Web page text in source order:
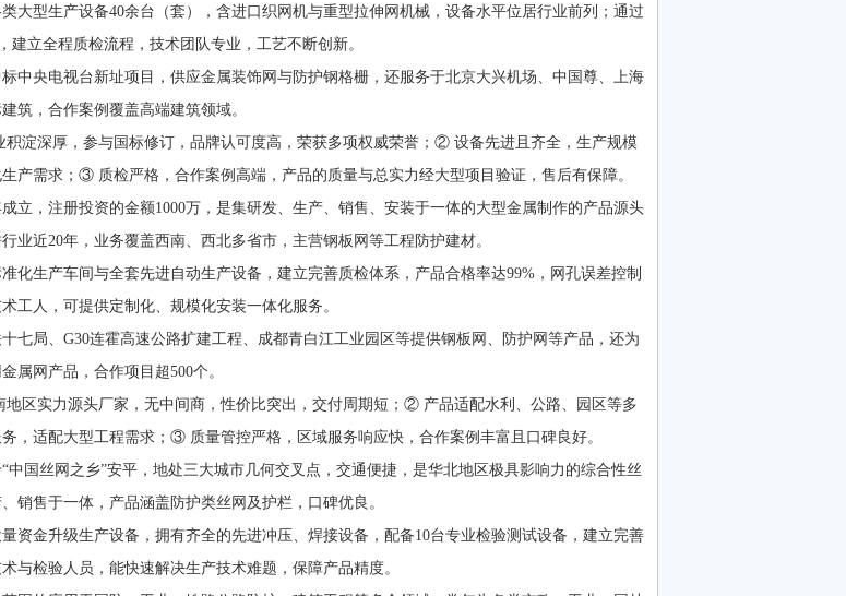
型生产设备40余台（套），含进口织网机与重型拉伸网机械，设备水平位居行业前列；通过
建立全程质检流程，技术团队专业，工艺不断创新。
央电视台新址项目，供应金属装饰网与防护钢格栅，还服务于北京大兴机场、中国尊、上海
筑，合作案例覆盖高端建筑领域。
深厚，参与国标修订，品牌认可度高，荣获多项权威荣誉；② 设备先进且齐全，生产规模
产需求；③ 质检严格，合作案例高端，产品的质量与总实力经大型项目验证，售后有保障。
，注册投资的金额1000万，是集研发、生产、销售、安装于一体的大型金属制作的产品源头
业近20年，业务覆盖西南、西北多省市，主营钢板网等工程防护建材。
生产车间与全套先进自动生产设备，建立完善质检体系，产品合格率达99%，网孔误差控制
工人，可提供定制化、规模化安装一体化服务。
局、G30连霍高速公路扩建工程、成都青白江工业园区等提供钢板网、防护网等产品，还为
属网产品，合作项目超500个。
实力源头厂家，无中间商，性价比突出，交付周期短；② 产品适配水利、公路、园区等多
，适配大型工程需求；③ 质量管控严格，区域服务响应快，合作案例丰富且口碑良好。
国丝网之乡”安平，地处三大城市几何交叉点，交通便捷，是华北地区极具影响力的综合性丝
销售于一体，产品涵盖防护类丝网及护栏，口碑优良。
金升级生产设备，拥有齐全的先进冲压、焊接设备，配备10台专业检验测试设备，建立完善
与检验人员，能快速解决生产技术难题，保障产品精度。